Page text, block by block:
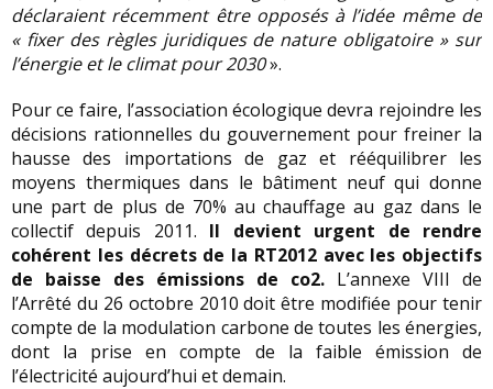
déclaraient récemment être opposés à l’idée même de
« fixer des règles juridiques de nature obligatoire » sur
l’énergie et le climat pour 2030».
Pour ce faire, l’association écologique devra rejoindre les
décisions rationnelles du gouvernement pour freiner la
hausse des importations de gaz et rééquilibrer les
moyens thermiques dans le bâtiment neuf qui donne
une part de plus de 70% au chauffage au gaz dans le
collectif depuis 2011. Il devient urgent de rendre
cohérent les décrets de la RT2012 avec les objectifs
de baisse des émissions de co2. L’annexe VIII de
l’Arrêté du 26 octobre 2010 doit être modifiée pour tenir
compte de la modulation carbone de toutes les énergies,
dont la prise en compte de la faible émission de
l’électricité aujourd’hui et demain.